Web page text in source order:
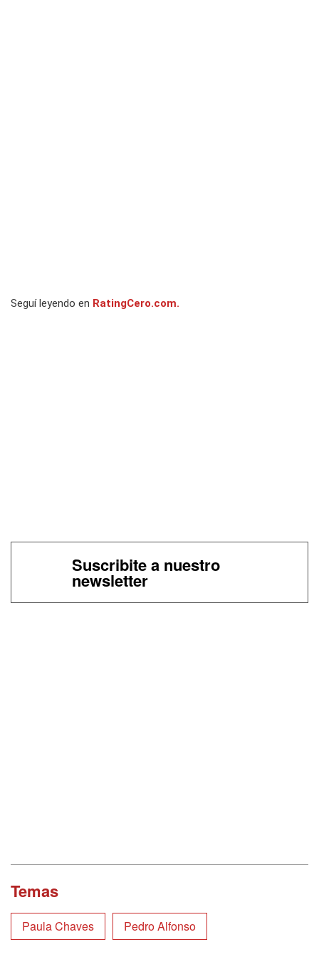
Seguí leyendo en RatingCero.com.
Suscribite a nuestro
newsletter
Temas
Paula Chaves Pedro Alfonso